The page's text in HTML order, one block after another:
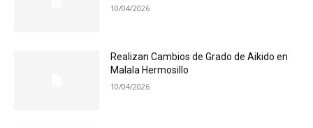
10/04/2026
Realizan Cambios de Grado de Aikido en
Malala Hermosillo
10/04/2026